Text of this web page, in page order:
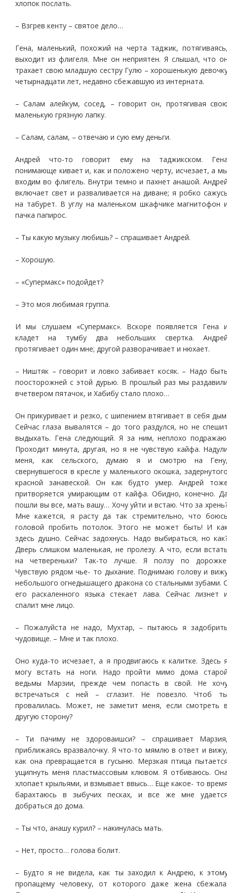
хлопок послать.
– Взгрев кенту – святое дело…
Гена, маленький, похожий на черта таджик,
выходит из флигеля. Мне он неприятен. Я слышал, что
трахает свою младшую сестру Гулю – хорошенькую
четырнадцати лет, недавно сбежавшую из интерната.
– Салам алейкум, сосед, – говорит он, протягивая
маленькую грязную лапку.
– Салам, салам, – отвечаю и сую ему деньги.
Андрей что-то говорит ему на таджикском.
понимающе кивает и, как и положено черту, исчезает, а
входим во флигель. Внутри темно и пахнет анашой.
включает свет и разваливается на диване; я робко
на табурет. В углу на маленьком шкафчике магнитофон
пачка папирос.
– Ты какую музыку любишь? – спрашивает Андрей.
– Хорошую.
– «Супермакс» подойдет?
– Это моя любимая группа.
И мы слушаем «Супермакс». Вскоре появляется Гена
кладет на тумбу два небольших свертка.
протягивает один мне; другой разворачивает и нюхает.
– Ништяк – говорит и ловко забивает косяк. – Надо
поосторожней с этой дурью. В прошлый раз мы
вчетвером пятачок, и Хабибу стало плохо…
Он прикуривает и резко, с шипением втягивает в себя
Сейчас глаза вывалятся – до того раздулся, но не
выдыхать. Гена следующий. Я за ним, неплохо
Проходит минута, другая, но я не чувствую кайфа.
меня, как сельского, думаю я и смотрю на
свернувшегося в кресле у маленького окошка,
красной занавеской. Он как будто умер. Андрей
притворяется умирающим от кайфа. Обидно, конечно.
пошли вы все, мать вашу… Хочу уйти и встаю. Что за
Мне кажется, я расту да так стремительно, что
головой пробить потолок. Этого не может быть! И
здесь душно. Сейчас задохнусь. Надо выбираться, но
Дверь слишком маленькая, не пролезу. А что, если
на четвереньки? Так-то лучше. Я ползу по
Чувствую рядом чье- то дыхание. Поднимаю голову и
небольшого огнедышащего дракона со стальными зубами.
его раскаленного языка стекает лава. Сейчас лизнет
спалит мне лицо.
– Пожалуйста не надо, Мухтар, – пытаюсь я
чудовище. – Мне и так плохо.
Оно куда-то исчезает, а я продвигаюсь к калитке. Здесь
могу встать на ноги. Надо пройти мимо дома
ведьмы Марзии, прежде чем попасть в свой. Не
встречаться с ней – сглазит. Не повезло. Чтоб
провалилась. Может, не заметит меня, если смотреть
другую сторону?
– Ти пачиму не здороваишси? – спрашивает
приближаясь вразвалочку. Я что-то мямлю в ответ и
как она превращается в гусыню. Мерзкая птица
ущипнуть меня пластмассовым клювом. Я отбиваюсь.
хлопает крыльями, и взмывает ввысь… Еще какое- то
барахтаюсь в зыбучих песках, и все же мне
добраться до дома.
– Ты что, анашу курил? – накинулась мать.
– Нет, просто… голова болит.
– Будто я не видела, как ты заходил к Андрею, к
пропащему человеку, от которого даже жена